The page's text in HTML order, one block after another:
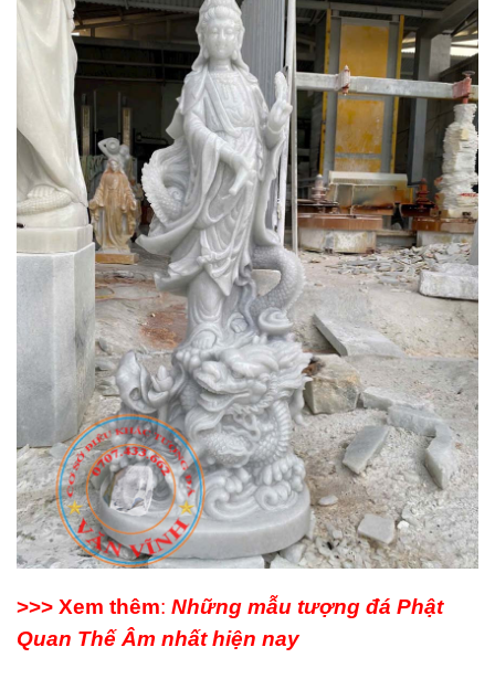
>>> Xem thêm: Những mẫu tượng đá Phật
Quan Thế Âm nhất hiện nay